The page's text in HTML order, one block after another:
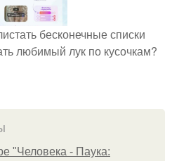
бесконечные списки
любимый лук по кусочкам?
"Человека - Паука: